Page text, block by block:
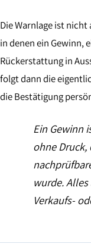
Die Warnlage ist
in denen ein Gewinn,
Rückerstattung in
folgt dann die
die Bestätigung
Ein Gewinn
ohne
wurde.
Verkaufs-